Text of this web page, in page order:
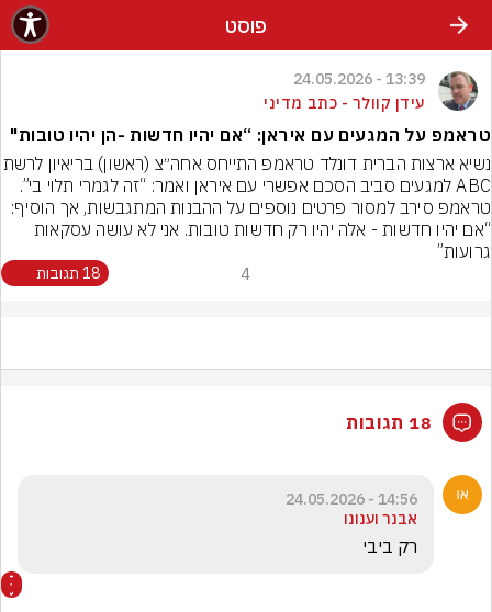
פוסט
13:39 - 24.05.2026
עידן קוולר - כתב מדיני
טראמפ על המגעים עם איראן: “אם יהיו חדשות -הן יהיו טובות"
גרועות”
4 18 תגובות
18 תגובות
14:56 - 24.05.2026
אבנר וענונו
רק ביבי